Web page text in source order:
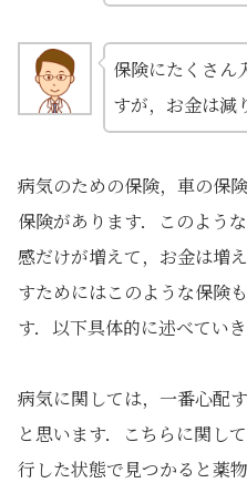
保険にたくさん
すが，お金は減
病気のための保険，車の保
保険があります．このよう
感だけが増えて，お金は増
すためにはこのような保険
す．以下具体的に述べていき
病気に関しては，一番心配
と思います．こちらに関し
行した状態で見つかると薬